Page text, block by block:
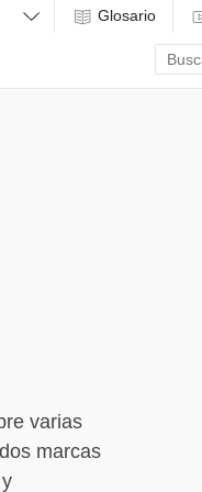
Glosario
Enter
search
term
varias
marcas